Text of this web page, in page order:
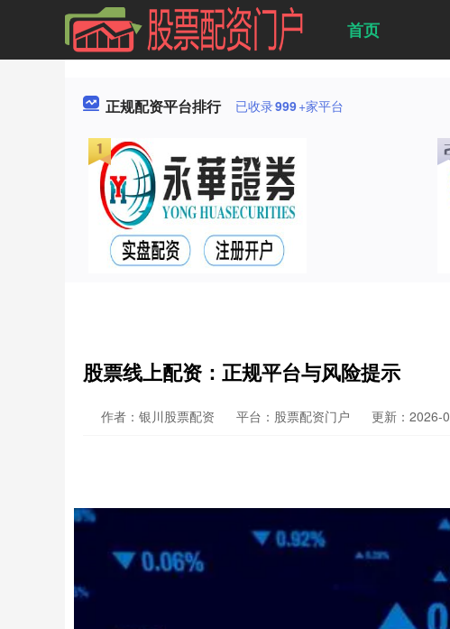
首页
正规配资平台排行 已收录999+家平台
股票线上配资：正规平台与风险提示
作者：银川股票配资 平台：股票配资门户 更新：2026-